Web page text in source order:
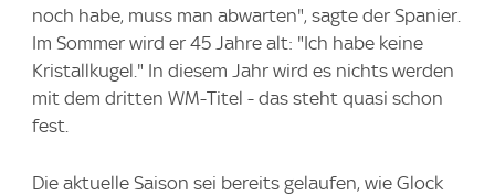
noch habe, muss man abwarten", sagte der Spanier.
Im Sommer wird er 45 Jahre alt: "Ich habe keine
Kristallkugel." In diesem Jahr wird es nichts werden
mit dem dritten WM-Titel - das steht quasi schon
fest.
Die aktuelle Saison sei bereits gelaufen, wie Glock